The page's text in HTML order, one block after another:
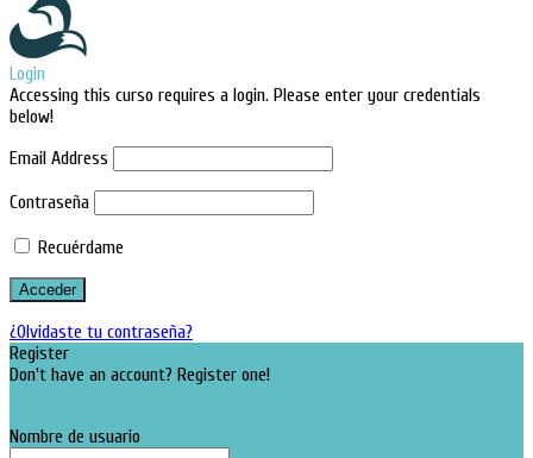
Login
Accessing this curso requires a login. Please enter your credentials
below!
Email Address
Contraseña
Recuérdame
¿Olvidaste tu contraseña?
Register
Don't have an account? Register one!
Nombre de usuario